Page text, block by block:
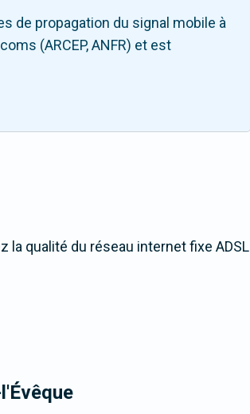
de propagation du signal mobile à
(ARCEP, ANFR) et est
la qualité du réseau internet fixe ADSL